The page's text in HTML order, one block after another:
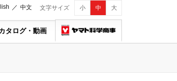
文字サイズ 小 中 大
／ 中文
タログ・動画